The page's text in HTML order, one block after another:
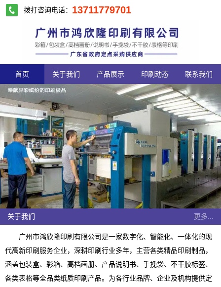
拨打咨询电话： 13711779701
首页 关于我们 产品展示 印刷动态 联系我们
关于我们 更多...
广州市鸿欣隆印刷有限公司是一家数字化、智能化、一体化的现
代高新印刷服务企业，深耕印刷行业多年，主营各类精品印刷制品，
涵盖包装盒、彩箱、高档画册、产品说明书、手挽袋、不干胶标签、
各类表格等全品类纸质印刷产品。为各行业品牌、企业及机构提供定